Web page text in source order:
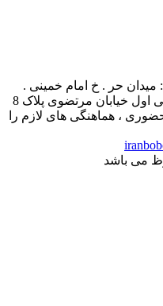
میدان حر . خ امام خمینی .
خیابان کمالی . خیابان اسکندری جنوبی اول خیابان مرتضوی پلاک 8
، هماهنگی های لازم را
می باشد